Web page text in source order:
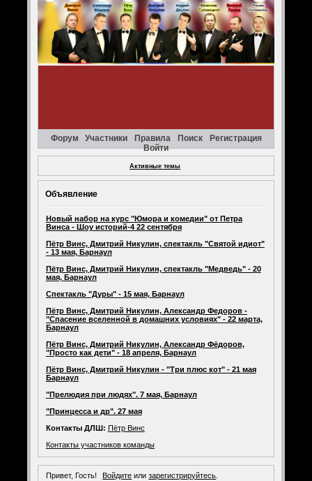
Форум Участники Правила Поиск
Регистрация
Войти
Активные темы
Объявление
Новый набор на курс "Юмора и комедии" от Петра
Винса - Шоу историй-4 22 сентября
Пётр Винс, Дмитрий Никулин, спектакль "Святой идиот"
- 13 мая, Барнаул
Пётр Винс, Дмитрий Никулин, спектакль "Медведь" - 20
мая, Барнаул
Спектакль "Дуры" - 15 мая, Барнаул
Пётр Винс, Дмитрий Никулин, Александр Федоров -
"Спасение вселенной в домашних условиях" - 22 марта,
Барнаул
Пётр Винс, Дмитрий Никулин, Александр Фёдоров,
"Просто как дети" - 18 апреля, Барнаул
Пётр Винс, Дмитрий Никулин - "Три плюс кот" - 21 мая
Барнаул
"Прелюдия при людях". 7 мая, Барнаул
"Принцесса и др". 27 мая
Контакты ДЛШ: Пётр Винс
Контакты участников команды
Привет, Гость! Войдите илизарегистрируйтесь.